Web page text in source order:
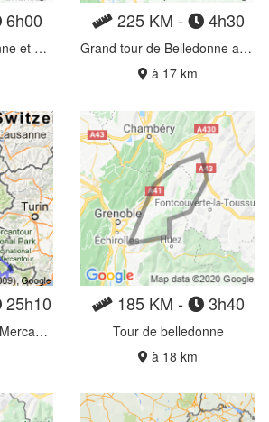
6h00
Balade entre Maurienne et Romanche
225 KM - 4h30
Grand tour de Belledonne anti-horaire
à 17 km
25h10
Bourgogne, Vercors, Mercantour
185 KM - 3h40
Tour de belledonne
à 18 km